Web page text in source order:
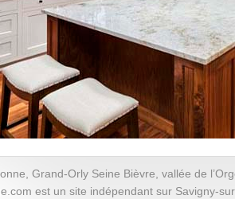
Grand-Orly Seine Bièvre, vallée de
est un site indépendant sur Savigny-